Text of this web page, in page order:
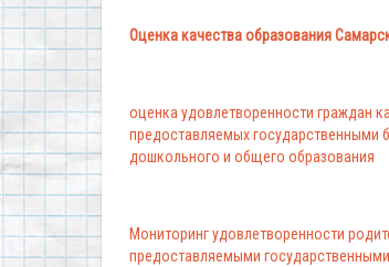
Оценка качества образования
оценка удовлетворенности граждан
предоставляемых
дошкольного и общего образования
Мониторинг удовлетворенности
предоставляемыми